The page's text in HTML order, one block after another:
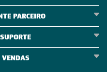
PARCEIRO
VENDAS